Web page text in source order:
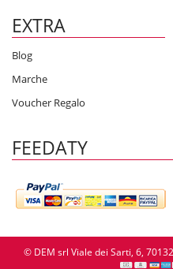
EXTRA
Blog
Marche
Voucher Regalo
FEEDATY
© DEM srl Viale dei Sarti, 6,